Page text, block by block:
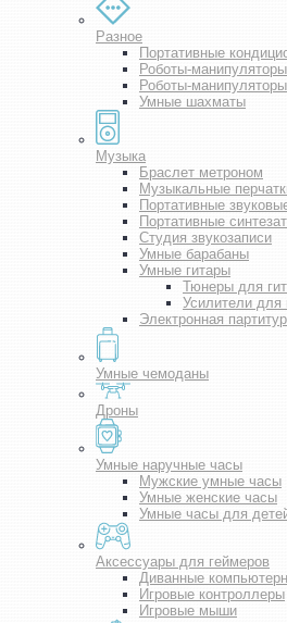
Разное
Портативные
Роботы-манипуляторы
Роботы-
Умные шахматы
Музыка
Браслет метроном
Музыкальные
Портативные
Портативные
Студия звукозаписи
Умные барабаны
Умные гитары
Тюнеры для
Усилители для
Электронная
Умные чемоданы
Дроны
Умные наручные часы
Мужские умные часы
Умные женские часы
Умные часы для
Аксессуары для геймеров
Диванные
Игровые контроллеры
Игровые мыши